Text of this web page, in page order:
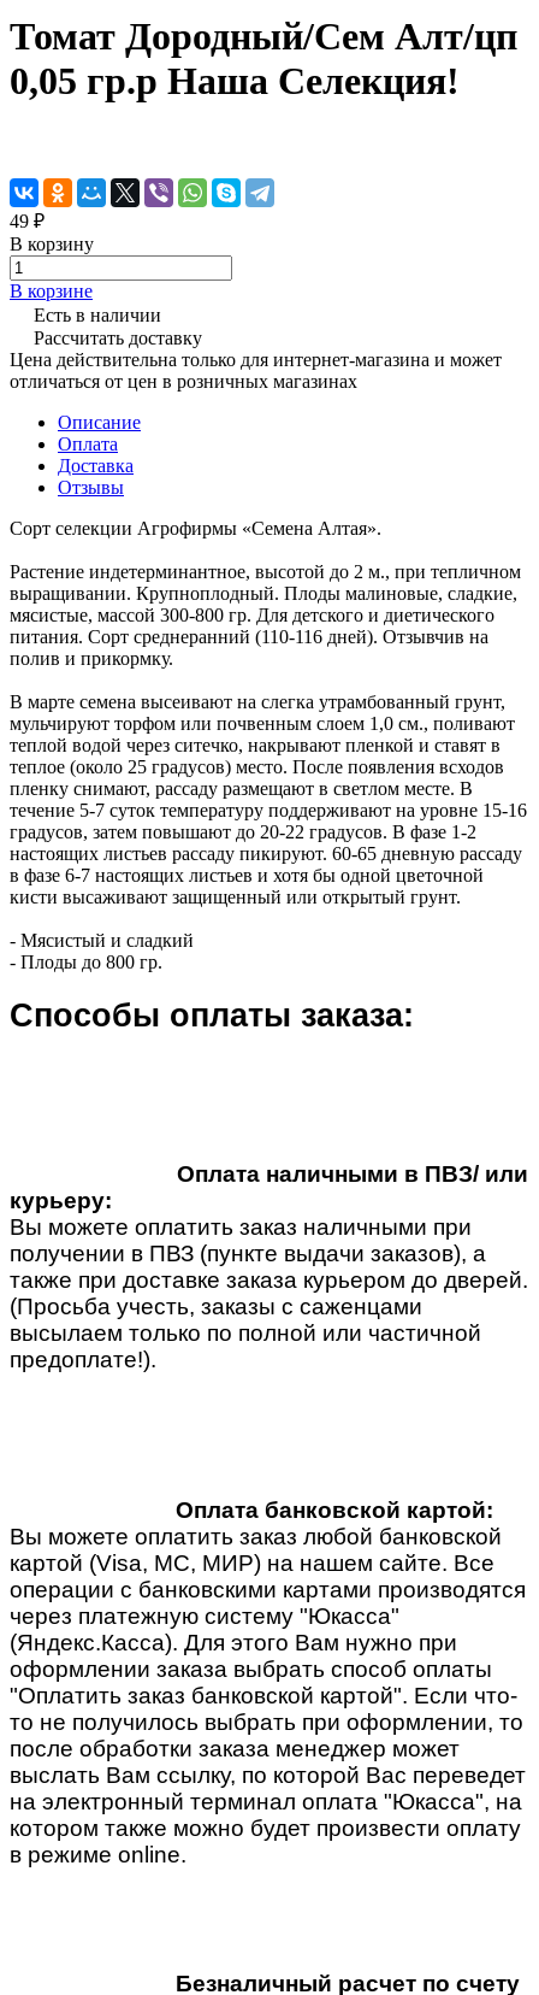
Томат Дородный/Сем Алт/цп
0,05 гр.р Наша Селекция!
49 ₽
В корзину
В корзине
Есть в наличии
Рассчитать доставку
Цена действительна только для интернет-магазина и может
отличаться от цен в розничных магазинах
Описание
Оплата
Доставка
Отзывы
Сорт селекции Агрофирмы «Семена Алтая».
Растение индетерминантное, высотой до 2 м., при тепличном
выращивании. Крупноплодный. Плоды малиновые, сладкие,
мясистые, массой 300-800 гр. Для детского и диетического
питания. Сорт среднеранний (110-116 дней). Отзывчив на
полив и прикормку.
В марте семена высеивают на слегка утрамбованный грунт,
мульчируют торфом или почвенным слоем 1,0 см., поливают
теплой водой через ситечко, накрывают пленкой и ставят в
теплое (около 25 градусов) место. После появления всходов
пленку снимают, рассаду размещают в светлом месте. В
течение 5-7 суток температуру поддерживают на уровне 15-16
градусов, затем повышают до 20-22 градусов. В фазе 1-2
настоящих листьев рассаду пикируют. 60-65 дневную рассаду
в фазе 6-7 настоящих листьев и хотя бы одной цветочной
кисти высаживают защищенный или открытый грунт.
- Мясистый и сладкий
- Плоды до 800 гр.
Способы оплаты заказа:
Оплата наличными в ПВЗ/ или
курьеру:
Вы можете оплатить заказ наличными при
получении в ПВЗ (пункте выдачи заказов), а
также при доставке заказа курьером до дверей.
(Просьба учесть, заказы с саженцами
высылаем только по полной или частичной
предоплате!).
Оплата банковской картой:
Вы можете оплатить заказ любой банковской
картой (Visa, MC, МИР) на нашем сайте. Все
операции с банковскими картами производятся
через платежную систему "Юкасса"
(Яндекс.Касса). Для этого Вам нужно при
оформлении заказа выбрать способ оплаты
"Оплатить заказ банковской картой". Если что-
то не получилось выбрать при оформлении, то
после обработки заказа менеджер может
выслать Вам ссылку, по которой Вас переведет
на электронный терминал оплата "Юкасса", на
котором также можно будет произвести оплату
в режиме online.
Безналичный расчет по счету